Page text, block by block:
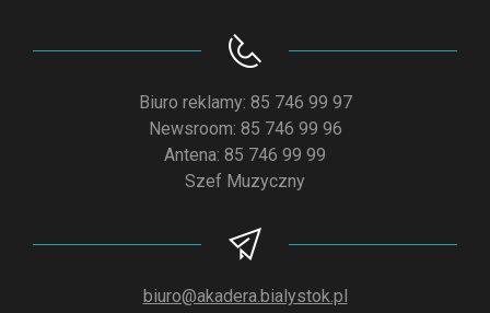
Biuro reklamy: 85 746 99 97
Newsroom: 85 746 99 96
Antena: 85 746 99 99
Szef Muzyczny
biuro@akadera.bialystok.pl